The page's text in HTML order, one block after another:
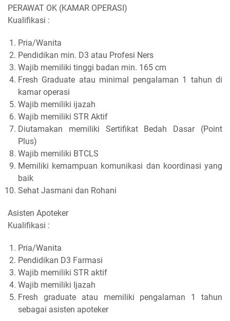
PERAWAT OK (KAMAR OPERASI)
Kualifikasi :
Pria/Wanita
Pendidikan min. D3 atau Profesi Ners
Wajib memiliki tinggi badan min. 165 cm
Fresh Graduate atau minimal pengalaman 1 tahun di
kamar operasi
Wajib memiliki ijazah
Wajib memiliki STR Aktif
Diutamakan memiliki Sertifikat Bedah Dasar (Point
Plus)
Wajib memiliki BTCLS
Memiliki kemampuan komunikasi dan koordinasi yang
baik
Sehat Jasmani dan Rohani
Asisten Apoteker
Kualifikasi :
Pria/Wanita
Pendidikan D3 Farmasi
Wajib memiliki STR aktif
Wajib memiliki Ijazah
Fresh graduate atau memiliki pengalaman 1 tahun
sebagai asisten apoteker